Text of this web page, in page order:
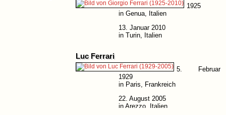
1925
in Genua, Italien
13. Januar 2010
in Turin, Italien
Luc Ferrari
5. Februar
1929
in Paris, Frankreich
22. August 2005
in Arezzo, Italien